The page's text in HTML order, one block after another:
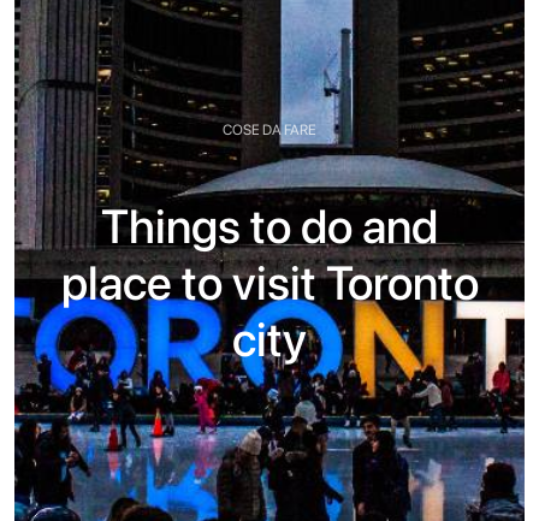
COSE DA FARE
Things to do and
place to visit Toronto
city